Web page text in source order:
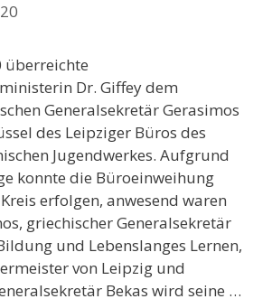
überreichte
Dr. Giffey dem
Generalsekretär Gerasimos
des Leipziger Büros des
Jugendwerkes. Aufgrund
konnte die Büroeinweihung
erfolgen, anwesend waren
griechischer Generalsekretär
und Lebenslanges Lernen,
von Leipzig und
Bekas wird seine …